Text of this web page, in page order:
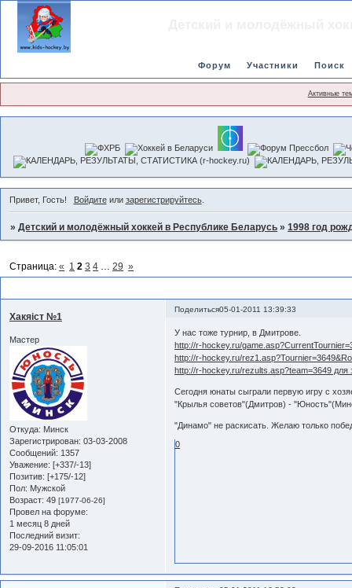
Форум Участники Поиск
Активные
Привет, Гость! Войдитеили зарегистрируйтесь.
»Детский и молодёжный хоккей в Республике Беларусь »1998 год
Страница:« 1 2 3 4 … 29 »
Поделиться05-01-2011 13:39:33
Хакяiст №1
Мастер
Откуда: Минск
Зарегистрирован: 03-03-2008
Сообщений: 1357
Уважение: [+337/-13]
Позитив: [+175/-12]
Пол: Мужской
Возраст: 49 [1977-06-26]
Провел на форуме:
1 месяц 8 дней
Последний визит:
29-09-2016 11:05:01
У нас тоже турнир, в Дмитрове.
http://r-hockey.ru/
http://r-hockey.ru/
http://r-hockey.ru/rezults.asp?team=3649 для
Сегодня юнаты сыграли первую игру с
"Крылья советов"(Дмитров) -
"Динамо" не раскисать. Желаю только
0